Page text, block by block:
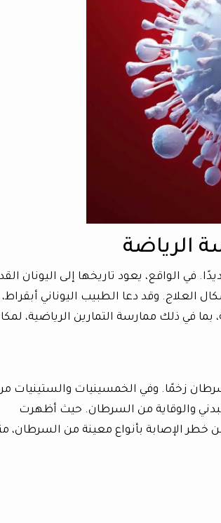
الرياضة
في الواقع، يعود تاريخها إلى اليونان
وقد دعا الطبيب اليوناني أبقراط،
في ذلك ممارسة التمارين الرياضية،
زخمًا. وفي الخمسينيات والستينيات
والوقاية من السرطان. حيث أظهرت
خطر الإصابة بأنواع معينة من السرطان،